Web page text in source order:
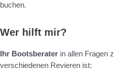
buchen.
Wer hilft mir?
Ihr Bootsberater in allen Fragen
verschiedenen Revieren ist: